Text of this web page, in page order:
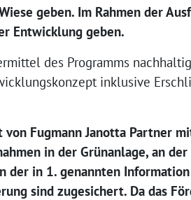
geben. Im Rahmen der
Entwicklung geben.
des Programms
inklusive
von Fugmann Janotta Partner
in der Grünanlage, an
der in 1. genannten
sind zugesichert. Da das